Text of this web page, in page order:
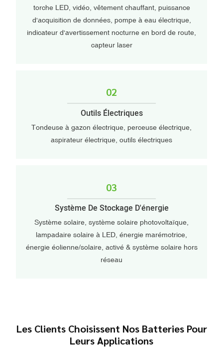
torche LED, vidéo, vêtement chauffant, puissance
d'acquisition de données, pompe à eau électrique,
indicateur d'avertissement nocturne en bord de route,
capteur laser
02
Outils Électriques
Tondeuse à gazon électrique, perceuse électrique,
aspirateur électrique, outils électriques
03
Système De Stockage D'énergie
Système solaire, système solaire photovoltaïque,
lampadaire solaire à LED, énergie marémotrice,
énergie éolienne/solaire, activé & système solaire hors
réseau
Les Clients Choisissent Nos Batteries Pour
Leurs Applications